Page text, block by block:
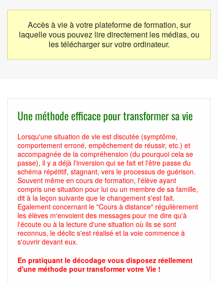
Accès à vie à votre plateforme de formation, sur
laquelle vous pouvez lire directement les médias, ou
les télécharger sur votre ordinateur.
Une méthode efficace pour transformer sa vie
Lorsqu'une situation de vie est discutée (symptôme,
comportement erroné, empêchement de réussir, etc.) et
accompagnée de la compréhension (du pourquoi cela se
passe), il y a déjà l'inversion qui se fait et l'être passe du
schéma répétitif, stagnant, vers le processus de guérison.
Souvent même en cours de formation, l'élève ayant
compris une situation pour lui ou un membre de sa famille,
dit à la leçon suivante que le changement s'est fait.
Egalement concernant le "Cours à distance" régulièrement
les élèves m'envoient des messages pour me dire qu'à
l'écoute ou à la lecture d'une situation où ils se sont
reconnus, le déclic s'est réalisé et la voie commence à
s'ouvrir devant eux.
En pratiquant le décodage vous disposez réellement
d'une méthode pour transformer votre Vie !